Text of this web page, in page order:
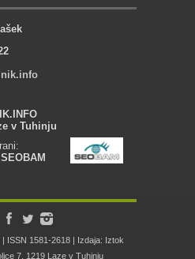
v Tuhinju
ISSN 1581-2618 | Izdaja: Iztok
7, 1219 Laze v Tuhinju